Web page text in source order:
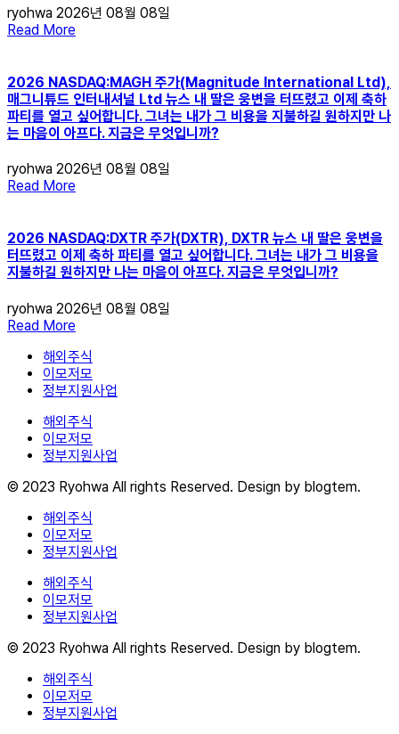
ryohwa 2026년 08월 08일
Read More
2026 NASDAQ:MAGH 주가(Magnitude International Ltd),
매그니튜드 인터내셔널 Ltd 뉴스 내 딸은 웅변을 터뜨렸고 이제 축하
파티를 열고 싶어합니다. 그녀는 내가 그 비용을 지불하길 원하지만 나
는 마음이 아프다. 지금은 무엇입니까?
ryohwa 2026년 08월 08일
Read More
2026 NASDAQ:DXTR 주가(DXTR), DXTR 뉴스 내 딸은 웅변을
터뜨렸고 이제 축하 파티를 열고 싶어합니다. 그녀는 내가 그 비용을
지불하길 원하지만 나는 마음이 아프다. 지금은 무엇입니까?
ryohwa 2026년 08월 08일
Read More
해외주식
이모저모
정부지원사업
해외주식
이모저모
정부지원사업
© 2023 Ryohwa All rights Reserved. Design by blogtem.
해외주식
이모저모
정부지원사업
해외주식
이모저모
정부지원사업
© 2023 Ryohwa All rights Reserved. Design by blogtem.
해외주식
이모저모
정부지원사업